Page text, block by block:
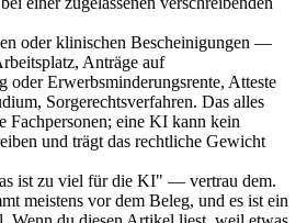
oder klinischen Bescheinigungen —
Anträge auf
oder Erwerbsminderungsrente, Atteste
Sorgerechtsverfahren. Das alles
Fachpersonen; eine KI kann kein
und trägt das rechtliche Gewicht
ist zu viel für die KI" — vertrau dem.
meistens vor dem Beleg, und es ist ein